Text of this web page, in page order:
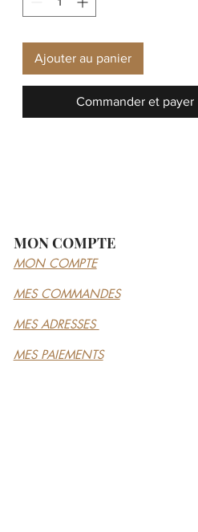
Ajouter au panier
Commander et payer
MON COMPTE
MON COMPTE
MES COMMANDES
MES ADRESSES
MES PAIEMENTS